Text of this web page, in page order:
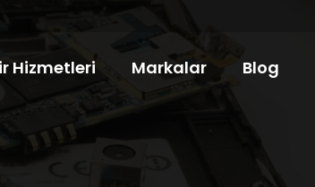
Hizmetleri Markalar Blog